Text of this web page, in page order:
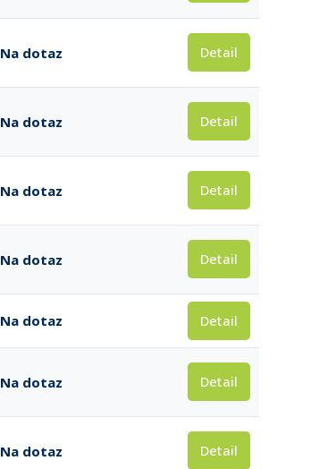
Na dotaz Detail
Na dotaz Detail
Na dotaz Detail
Na dotaz Detail
Na dotaz Detail
Na dotaz Detail
Na dotaz Detail